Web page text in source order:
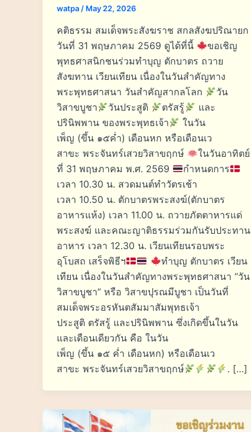
watpa / May 22, 2026
คติธรรม สมเด็จพระสังฆราช สกลสังฆปริณายก
วันที่ 31 พฤษภาคม 2569 ดูได้ที่นี้
ขอเชิญ
พุทธศาสนิกชนร่วมทำบุญ ตักบาตร ถวาย
สังฆทาน เวียนเทียน เนื่องในวันสำคัญทาง
พระพุทธศาสนา วันสำคัญสากลโลก
วัน
วิสาขบูชา
วันประสูติ ตรัสรู้
และ
ปรินิพพาน ของพระพุทธเจ้า
ในวัน
เพ็ญ (ขึ้น ๑๕ค่ำ) เดือนหก หรือเดือนเว
สาขะ พระจันทร์เสวยวิสาขฤกษ์
ในวันอาทิตย์
ที่ 31 พฤษภาคม พ.ศ. 2569
กำหนดการ
เวลา 10.30 น. สวดมนต์ทำวัตรเช้า
เวลา 10.50 น. ตักบาตรพระสงฆ์(ตักบาตร
อาหารแห้ง) เวลา 11.00 น. ถวายภัตตาหารแด่
พระสงฆ์ และคณะญาติธรรมร่วมกันรับประทาน
อาหาร เวลา 12.30 น. เวียนเทียนรอบพระ
อุโบสถ เสร็จพิธีฯ
ทำบุญ ตักบาตร เวียน
เทียน เนื่องในวันสำคัญทางพระพุทธศาสนา “วัน
วิสาขบูชา” หรือ วิสาขปุรณมีบูชา เป็นวันที่
สมเด็จพระอรหันตสัมมาสัมพุทธเจ้า
ประสูติ ตรัสรู้ และปรินิพพาน ซึ่งเกิดขึ้นในวัน
และเดือนเดียวกัน คือ ในวัน
เพ็ญ (ขึ้น ๑๕ ค่ำ เดือนหก) หรือเดือนเว
สาขะ พระจันทร์เสวยวิสาขฤกษ์
. […]